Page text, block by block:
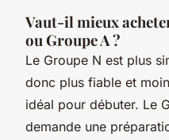
Vaut-il mieux
ou Groupe A ?
Le Groupe N est plus
donc plus fiable et
idéal pour débuter. Le
demande une